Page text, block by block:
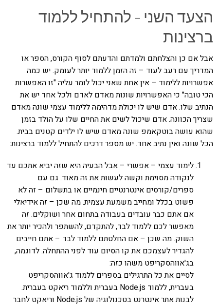
הצעד השני – להתחיל ללמוד
ברצינות
אבל אם כן והצלחתם ולמדתם והדעתם לסוף הקורס, הספר או
המדריך עם רעב לעוד – זה הזמן ללמוד יותר לעומק. יש כמה
אפשרויות ללימוד – אין אחת שאני יכול לומר עליה "זו האפשרות
הכי טובה" כי האפשרויות שונות מאדם לאדם ולכל אחד יש את
הנתיב שלו. אדם שיש לו יכולת מדהימה ללימוד עצמי שונה מאדם
שצריך הכוונה. אדם שיכול לשים את החיים שלו על הולד בזמן
שהוא עושה בוטקאמפ שונה מאדם שיש לו ילדים קטנים בבית.
הכל שונה ואין נתיב אחד. יש מספר דרכים להתחיל ללמוד ברצינות:
לימוד עצמי – אפשרי – אבל הבעיה היא שזה יביא אתכם עד
לנקודה מסוימת וקשה לעשות את זה מאוד. גם עם
ספרים/קורסים אינטרנטיים חינמיים או בתשלום – זה לא
פשוט בכלל ומחייב משמעת עצמית. מה שכן – זה אידיאלי
אם אתם כבר עובדים בעבודה בתחום אחר ושוקלים. זה
מאפשר לכם ללמוד לבד, להתקדם, להשתפר ולהכיר יותר את
השוק. מה שכן – אם החלטתם ללמוד לבד – אתם חייבים
להגדיר לעצמכם את קו הסיום עוד לפני ההתחלה. לדוגמה,
בג'אווהסקריפט משהו כזה:
לסיים את כל התרגילים בספרים ללמוד ג'אווהסקריפט
בעברית, ללמוד Node.js בעברית וללמוד ריאקט בעברית.
לבנות אתר אינטרנט בטכנולוגיה של Node.js וריאקט לחבר